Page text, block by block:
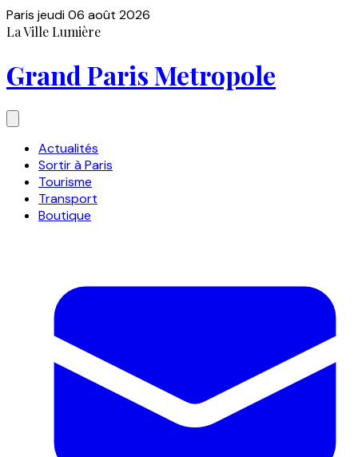
Paris jeudi 06 août 2026
La Ville Lumière
Grand Paris Metropole
Actualités
Sortir à Paris
Tourisme
Transport
Boutique